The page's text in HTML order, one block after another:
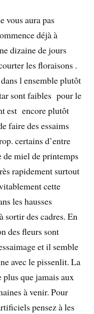
vous aura pas
déjà à
dizaine de jours
les floraisons .
l ensemble plutôt
sont faibles pour le
est encore plutôt
faire des essaims
certains d’entre
de miel de printemps
rapidement surtout
cette
les hausses
sortir des cadres. En
des fleurs sont
et il semble
avec le pissenlit. La
plus que jamais aux
à venir. Pour
pensez à les